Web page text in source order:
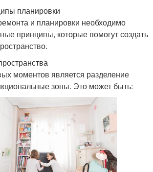
планировки
и планировки необходимо
принципы, которые помогут создать
моментов является разделение
зоны. Это может быть: